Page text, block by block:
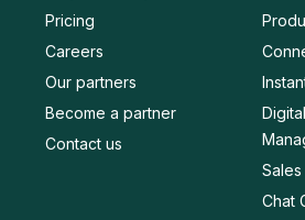
Pricing
Careers
Our partners
Become a partner
Contact us
Chat